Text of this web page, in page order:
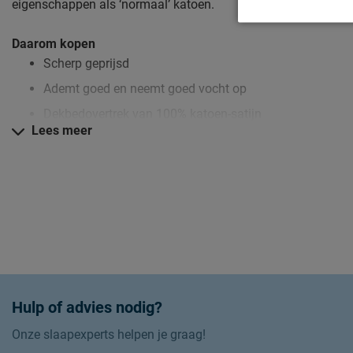
eigenschappen als ‘normaal’ katoen.
Daarom kopen
Scherp geprijsd
Ademt goed en neemt goed vocht op
Lees meer
Hulp of advies nodig?
Onze slaapexperts helpen je graag!